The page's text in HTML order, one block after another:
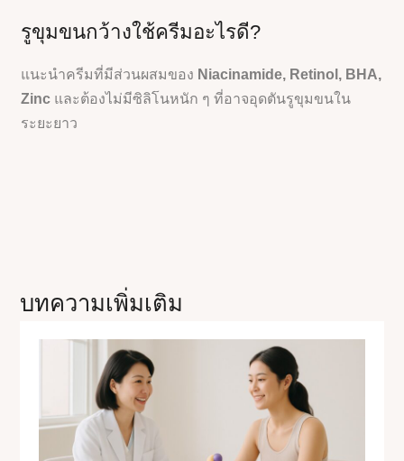
รูขุมขนกว้างใช้ครีมอะไรดี?
แนะนำครีมที่มีส่วนผสมของ Niacinamide, Retinol, BHA,
Zinc และต้องไม่มีซิลิโนหนัก ๆ ที่อาจอุดตันรูขุมขนใน
ระยะยาว
บทความเพิ่มเติม